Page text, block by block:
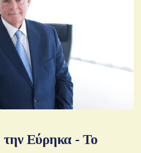
την Εύρηκα - Το